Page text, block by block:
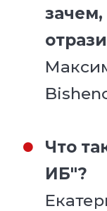
зачем,
Что
ИБ"?